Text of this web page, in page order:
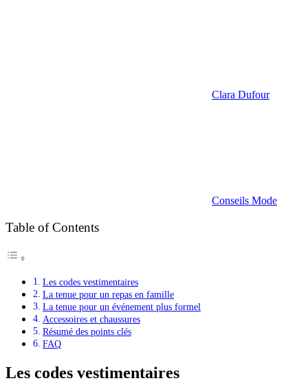
Clara Dufour
Conseils Mode
Table of Contents
Les codes vestimentaires
La tenue pour un repas en famille
La tenue pour un événement plus formel
Accessoires et chaussures
Résumé des points clés
FAQ
Les codes vestimentaires